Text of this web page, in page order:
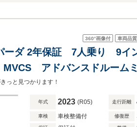
360°画像付 車両品
ーダ 2年保証 7人乗り 9イ
アドバンスドルーム
ドドア シートヒーター
っと見つかります！
年式 2023 (R05) 走行距離
車検 車検整備付 修復歴